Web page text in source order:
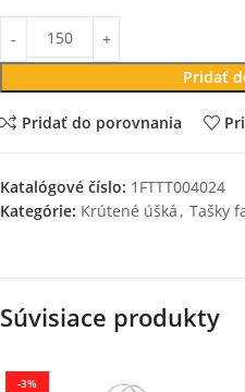
Pridať
Pridať do porovnania
Katalógové číslo: 1FTTT004024
Kategórie: Krútené úšká, Tašky
Súvisiace produkty
-3%